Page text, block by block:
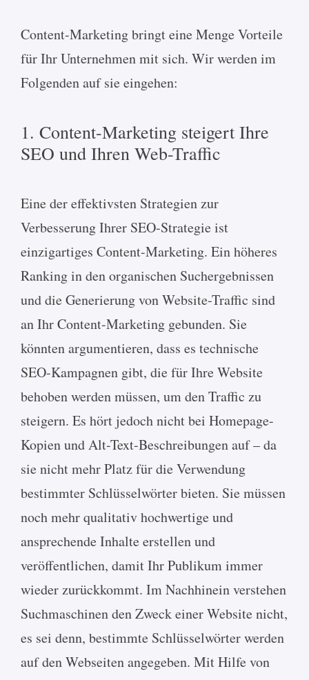
Content-Marketing bringt eine Menge Vorteile
für Ihr Unternehmen mit sich. Wir werden im
Folgenden auf sie eingehen:
1. Content-Marketing steigert Ihre
SEO und Ihren Web-Traffic
Eine der effektivsten Strategien zur
Verbesserung Ihrer SEO-Strategie ist
einzigartiges Content-Marketing. Ein höheres
Ranking in den organischen Suchergebnissen
und die Generierung von Website-Traffic sind
an Ihr Content-Marketing gebunden. Sie
könnten argumentieren, dass es technische
SEO-Kampagnen gibt, die für Ihre Website
behoben werden müssen, um den Traffic zu
steigern. Es hört jedoch nicht bei Homepage-
Kopien und Alt-Text-Beschreibungen auf – da
sie nicht mehr Platz für die Verwendung
bestimmter Schlüsselwörter bieten. Sie müssen
noch mehr qualitativ hochwertige und
ansprechende Inhalte erstellen und
veröffentlichen, damit Ihr Publikum immer
wieder zurückkommt. Im Nachhinein verstehen
Suchmaschinen den Zweck einer Website nicht,
es sei denn, bestimmte Schlüsselwörter werden
auf den Webseiten angegeben. Mit Hilfe von